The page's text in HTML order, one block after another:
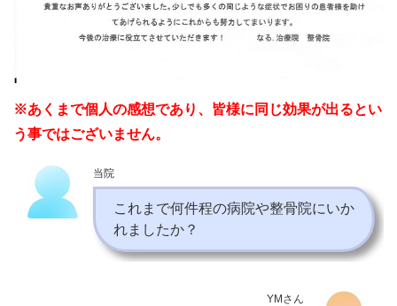
※あくまで個人の感想であり、皆様に同じ効果が出るとい
う事ではございません。
当院
これまで何件程の病院や整骨院にいか
れましたか？
YMさん